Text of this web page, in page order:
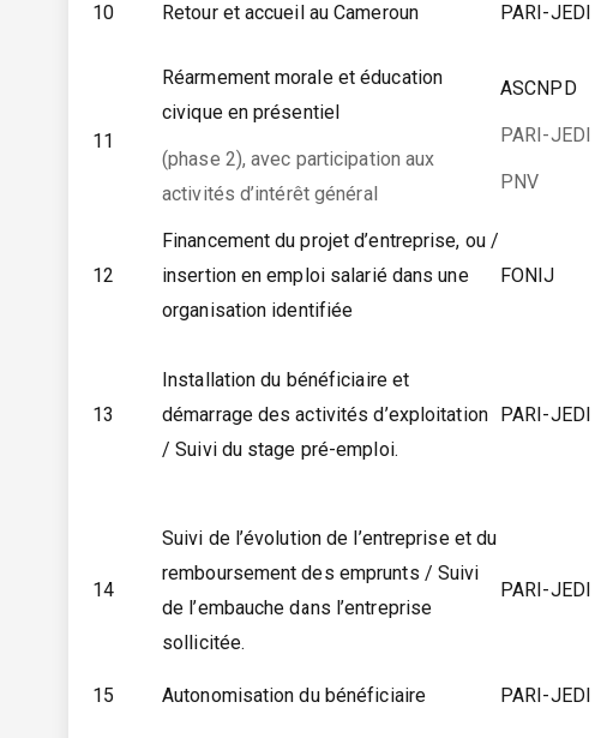
10 Retour et accueil au Cameroun PARI-JEDI
11
Réarmement morale et éducation
civique en présentiel
(phase 2), avec participation aux
activités d’intérêt général
ASCNPD
PARI-JEDI
PNV
12
Financement du projet d’entreprise, ou /
insertion en emploi salarié dans une
organisation identifiée
FONIJ
13
Installation du bénéficiaire et
démarrage des activités d’exploitation
/ Suivi du stage pré-emploi.
PARI-JEDI
14
Suivi de l’évolution de l’entreprise et du
remboursement des emprunts / Suivi
de l’embauche dans l’entreprise
sollicitée.
PARI-JEDI
15 Autonomisation du bénéficiaire PARI-JEDI